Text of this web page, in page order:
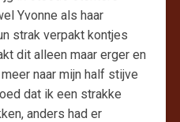
Yvonne als haar
strak verpakt kontjes
dit alleen maar erger en
naar mijn half stijve
dat ik een strakke
anders had er